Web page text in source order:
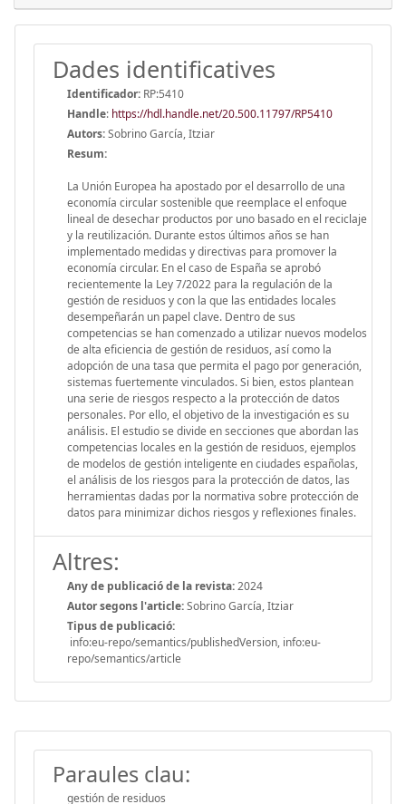
Dades identificatives
Identificador: RP:5410
Handle: https://hdl.handle.net/20.500.11797/RP5410
Autors:Sobrino García, Itziar
Resum:
La Unión Europea ha apostado por el desarrollo de una
economía circular sostenible que reemplace el enfoque
lineal de desechar productos por uno basado en el reciclaje
y la reutilización. Durante estos últimos años se han
implementado medidas y directivas para promover la
economía circular. En el caso de España se aprobó
recientemente la Ley 7/2022 para la regulación de la
gestión de residuos y con la que las entidades locales
desempeñarán un papel clave. Dentro de sus
competencias se han comenzado a utilizar nuevos modelos
de alta eficiencia de gestión de residuos, así como la
adopción de una tasa que permita el pago por generación,
sistemas fuertemente vinculados. Si bien, estos plantean
una serie de riesgos respecto a la protección de datos
personales. Por ello, el objetivo de la investigación es su
análisis. El estudio se divide en secciones que abordan las
competencias locales en la gestión de residuos, ejemplos
de modelos de gestión inteligente en ciudades españolas,
el análisis de los riesgos para la protección de datos, las
herramientas dadas por la normativa sobre protección de
datos para minimizar dichos riesgos y reflexiones finales.
Altres:
Any de publicació de la revista:2024
Autor segons l'article:Sobrino García, Itziar
Tipus de publicació:
info:eu-repo/semantics/publishedVersion, info:eu-
repo/semantics/article
Paraules clau:
gestión de residuos